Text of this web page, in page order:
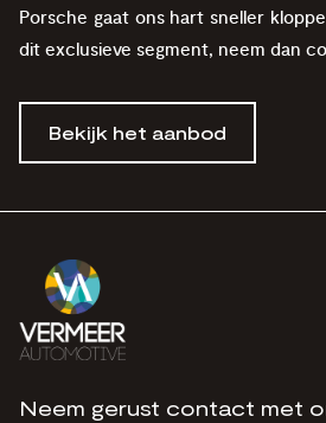
Porsche gaat ons hart sneller
dit exclusieve segment, neem dan
Bekijk het aanbod
Neem gerust contact met